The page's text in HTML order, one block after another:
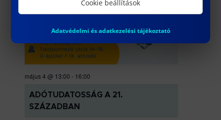
május 4 @ 13:00 - 16:00
ADÓTUDATOSSÁG A 21.
SZÁZADBAN
Cookie beállítások
Adatvédelmi és adatkezelési tájékoztató